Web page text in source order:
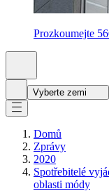
Prozkoumejte
Vyberte zemi
Domů
Zprávy
2020
Spotřebitelé
oblasti módy